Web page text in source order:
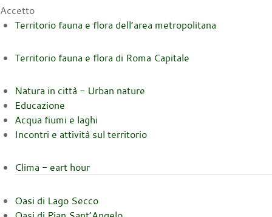
Accetto
Territorio fauna e flora dell’area metropolitana
Territorio fauna e flora di Roma Capitale
Natura in città - Urban nature
Educazione
Acqua fiumi e laghi
Incontri e attività sul territorio
Clima - eart hour
Oasi di Lago Secco